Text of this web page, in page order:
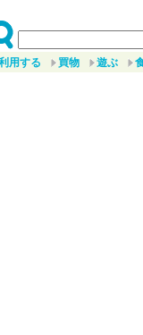
用する 買物 遊ぶ